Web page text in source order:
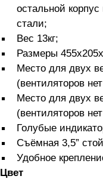
остальной
стали;
Вес 13кг;
Размеры
Место для двух
(вентиляторов
Место для двух
(вентиляторов
Голубые
Съёмная 3,5”
Удобное
Цвет